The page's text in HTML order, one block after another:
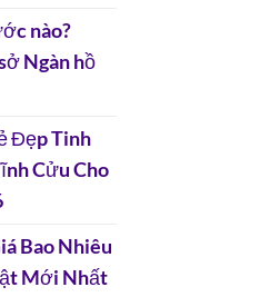
nào?
Ngàn hồ
Đẹp Tinh
Cửu Cho
Bao Nhiêu
Mới Nhất